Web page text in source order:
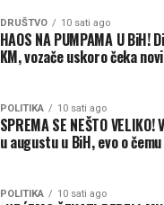
DRUŠTVO 10 sati ago
HAOS NA PUMPAMA U BiH!
KM, vozače uskoro čeka
POLITIKA 10 sati ago
SPREMA SE NEŠTO
u augustu u BiH, evo o
POLITIKA 10 sati ago